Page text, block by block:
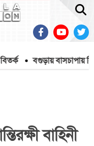
বগুড়ায় বাসচাপায়
বাহিনী